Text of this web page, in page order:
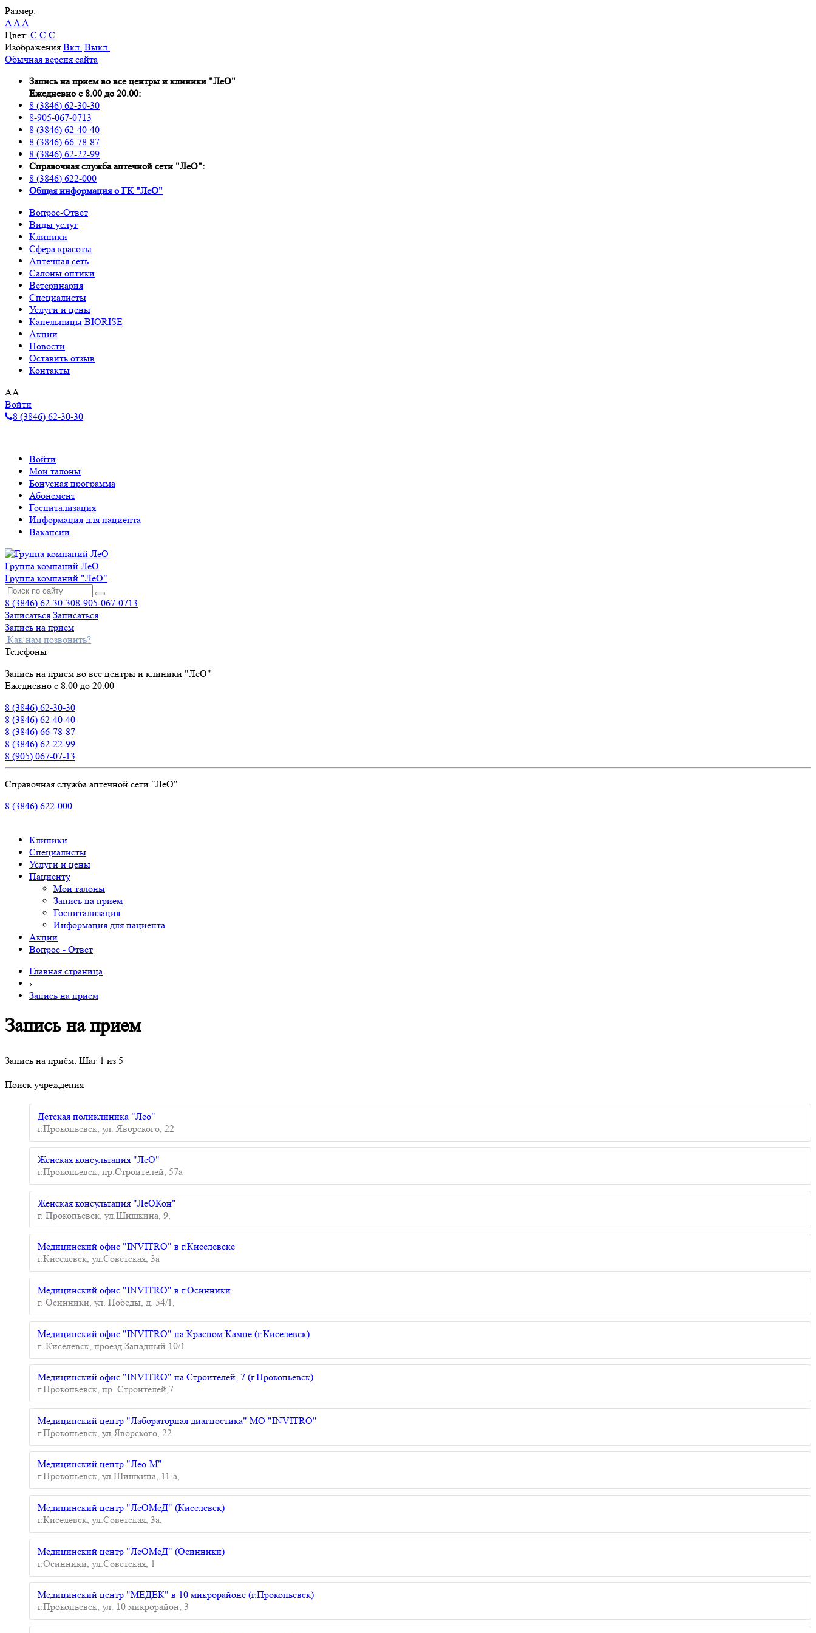
Размер:
AAA
Цвет: C C C
Изображения Вкл. Выкл.
Обычная версия сайта
Запись на прием во все центры и клиники "ЛеО"
Ежедневно с 8.00 до 20.00:
8 (3846) 62-30-30
8-905-067-0713
8 (3846) 62-40-40
8 (3846) 66-78-87
8 (3846) 62-22-99
Справочная служба аптечной сети "ЛеО":
8 (3846) 622-000
Oбщая информация о ГК "ЛеО"
Вопрос-Ответ
Виды услуг
Клиники
Сфера красоты
Аптечная сеть
Салоны оптики
Ветеринария
Специалисты
Услуги и цены
Капельницы BIORISE
Акции
Новости
Оставить отзыв
Контакты
AA
Войти
8 (3846) 62-30-30
Войти
Мои талоны
Бонусная программа
Абонемент
Госпитализация
Информация для пациента
Вакансии
Группа компаний ЛеО
Группа компаний "ЛеО"
8 (3846) 62-30-308-905-067-0713
Записаться Записаться
Запись на прием
Как нам позвонить?
Телефоны
Запись на прием во все центры и клиники "ЛеО"
Ежедневно с 8.00 до 20.00
8 (3846) 62-30-30
8 (3846) 62-40-40
8 (3846) 66-78-87
8 (3846) 62-22-99
8 (905) 067-07-13
Справочная служба аптечной сети "ЛеО"
8 (3846) 622-000
Клиники
Специалисты
Услуги и цены
Пациенту
Мои талоны
Запись на прием
Госпитализация
Информация для пациента
Акции
Вопрос - Ответ
Главная страница
›
Запись на прием
Запись на прием
Запись на приём: Шаг 1 из 5
Поиск учреждения
Детская поликлиника "Лео"
г.Прокопьевск, ул. Яворского, 22
Женская консультация "ЛеО"
г.Прокопьевск, пр.Строителей, 57а
Женская консультация "ЛеОКон"
г. Прокопьевск, ул.Шишкина, 9,
Медицинский офис "INVITRO" в г.Киселевске
г.Киселевск, ул.Советская, 3а
Медицинский офис "INVITRO" в г.Осинники
г. Осинники, ул. Победы, д. 54/1,
Медицинский офис "INVITRO" на Красном Камне (г.Киселевск)
г. Киселевск, проезд Западный 10/1
Медицинский офис "INVITRO" на Строителей, 7 (г.Прокопьевск)
г.Прокопьевск, пр. Строителей,7
Медицинский центр "Лабораторная диагностика" МО "INVITRO"
г.Прокопьевск, ул.Яворского, 22
Медицинский центр "Лео-М"
г.Прокопьевск, ул.Шишкина, 11-а,
Медицинский центр "ЛеОМеД" (Киселевск)
г.Киселевск, ул.Советская, 3а,
Медицинский центр "ЛеОМеД" (Осинники)
г.Осинники, ул.Советская, 1
Медицинский центр "МЕДЕК" в 10 микрорайоне (г.Прокопьевск)
г.Прокопьевск, ул. 10 микрорайон, 3